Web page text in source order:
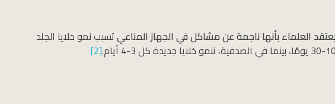
العلماء بأنها ناجمة عن مشاكل في الجهاز المناعيتسبب نمو خلايا الجلد
[2]